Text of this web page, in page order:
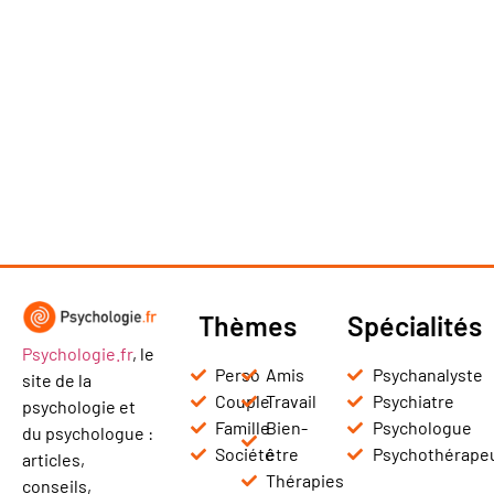
Psychologie.fr, le
site de la
psychologie et
du psychologue :
articles,
conseils,
Thèmes
Perso
Couple
Famille
Société
Amis
Travail
Bien-
être
Thérapies
Spécialités
Psychanalyste
Psychiatre
Psychologue